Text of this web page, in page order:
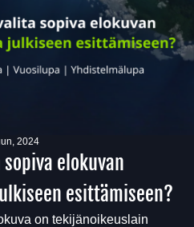
2024
elokuvan
esittämiseen?
on tekijänoikeuslain